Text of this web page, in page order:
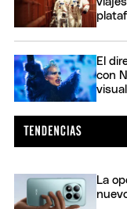
El
con
La